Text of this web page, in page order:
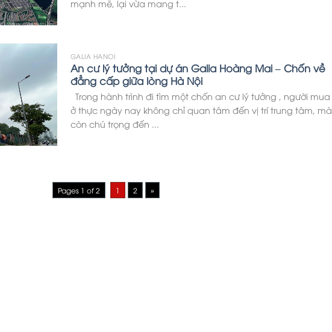
mạnh mẽ, lại vừa mang t...
GALIA HANOI
An cư lý tưởng tại dự án Galia Hoàng Mai – Chốn về
đẳng cấp giữa lòng Hà Nội
Trong hành trình đi tìm một chốn an cư lý tưởng , người mua
ở thực ngày nay không chỉ quan tâm đến vị trí trung tâm, mà
còn chú trọng đến ...
Pages 1 of 2 1 2 »